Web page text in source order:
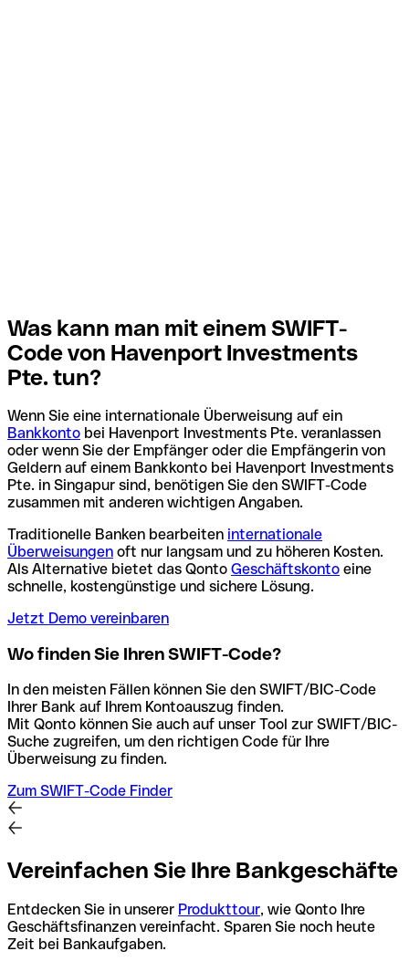
Was kann man mit einem SWIFT-
Code von Havenport Investments
Pte. tun?
Wenn Sie eine internationale Überweisung auf ein
Bankkonto bei Havenport Investments Pte. veranlassen
oder wenn Sie der Empfänger oder die Empfängerin von
Geldern auf einem Bankkonto bei Havenport Investments
Pte. in Singapur sind, benötigen Sie den SWIFT-Code
zusammen mit anderen wichtigen Angaben.
Traditionelle Banken bearbeiten internationale
Überweisungen oft nur langsam und zu höheren Kosten.
Als Alternative bietet das Qonto Geschäftskonto eine
schnelle, kostengünstige und sichere Lösung.
Jetzt Demo vereinbaren
Wo finden Sie Ihren SWIFT-Code?
In den meisten Fällen können Sie den SWIFT/BIC-Code
Ihrer Bank auf Ihrem Kontoauszug finden.
Mit Qonto können Sie auch auf unser Tool zur SWIFT/BIC-
Suche zugreifen, um den richtigen Code für Ihre
Überweisung zu finden.
Zum SWIFT-Code Finder
Vereinfachen Sie Ihre Bankgeschäfte
Entdecken Sie in unserer Produkttour, wie Qonto Ihre
Geschäftsfinanzen vereinfacht. Sparen Sie noch heute
Zeit bei Bankaufgaben.